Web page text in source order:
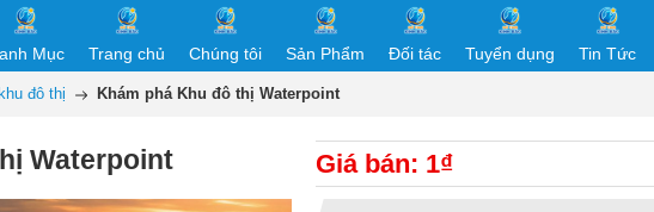
Mục Trang chủ Chúng tôi Sản Phẩm Đối tác Tuyển dụng Tin Tức
đô thị Khám phá Khu đô thị Waterpoint
Waterpoint Giá bán: 1₫